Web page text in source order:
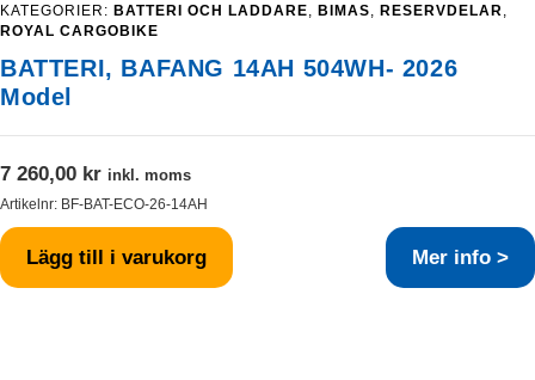
KATEGORIER: BATTERI OCH LADDARE BIMAS RESERVDELAR
ROYAL CARGOBIKE
BATTERI, BAFANG 14AH 504WH- 2026
Model
7 260,00 kr inkl. moms
Artikelnr: BF-BAT-ECO-26-14AH
Lägg till i varukorg Mer info >